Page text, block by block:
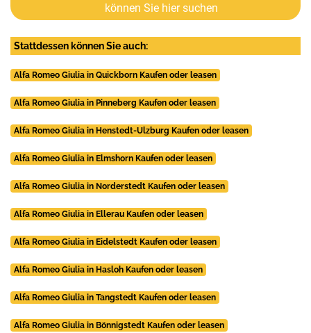
können Sie hier suchen
Stattdessen können Sie auch:
Alfa Romeo Giulia in Quickborn Kaufen oder leasen
Alfa Romeo Giulia in Pinneberg Kaufen oder leasen
Alfa Romeo Giulia in Henstedt-Ulzburg Kaufen oder leasen
Alfa Romeo Giulia in Elmshorn Kaufen oder leasen
Alfa Romeo Giulia in Norderstedt Kaufen oder leasen
Alfa Romeo Giulia in Ellerau Kaufen oder leasen
Alfa Romeo Giulia in Eidelstedt Kaufen oder leasen
Alfa Romeo Giulia in Hasloh Kaufen oder leasen
Alfa Romeo Giulia in Tangstedt Kaufen oder leasen
Alfa Romeo Giulia in Bönnigstedt Kaufen oder leasen